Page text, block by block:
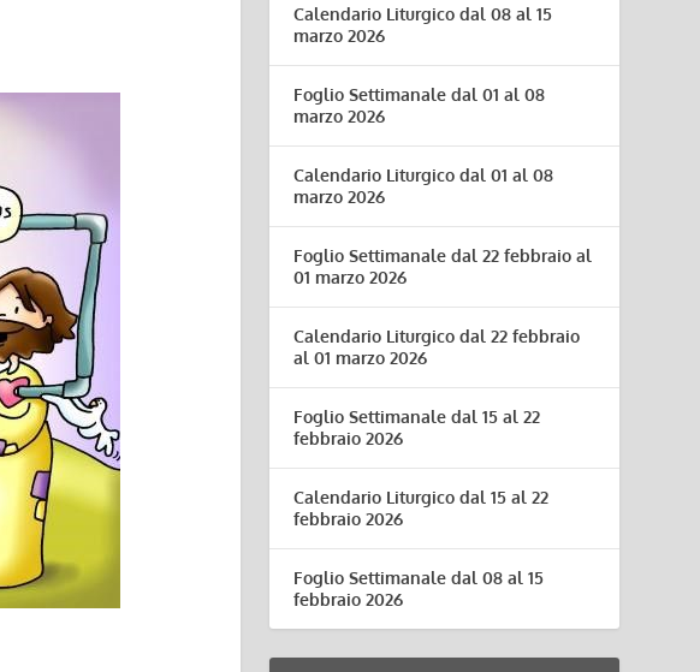
Calendario Liturgico dal 08 al 15
marzo 2026
Foglio Settimanale dal 01 al 08
marzo 2026
Calendario Liturgico dal 01 al 08
marzo 2026
Foglio Settimanale dal 22 febbraio al
01 marzo 2026
Calendario Liturgico dal 22 febbraio
al 01 marzo 2026
Foglio Settimanale dal 15 al 22
febbraio 2026
Calendario Liturgico dal 15 al 22
febbraio 2026
Foglio Settimanale dal 08 al 15
febbraio 2026